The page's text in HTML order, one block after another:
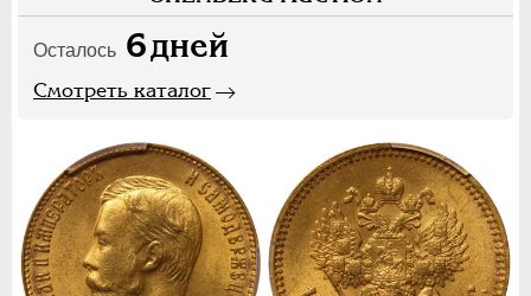
Осталось 6дней
Смотреть каталог